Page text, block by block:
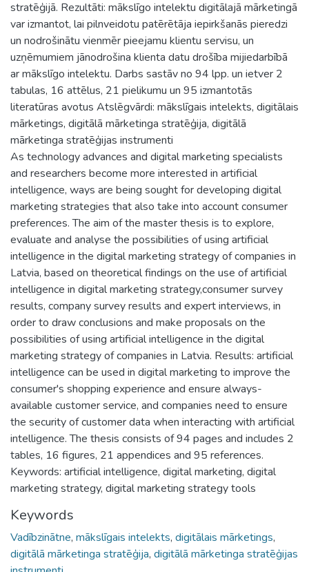
stratēģijā. Rezultāti: mākslīgo intelektu digitālajā mārketingā
var izmantot, lai pilnveidotu patērētāja iepirkšanās pieredzi
un nodrošinātu vienmēr pieejamu klientu servisu, un
uzņēmumiem jānodrošina klienta datu drošība mijiedarbībā
ar mākslīgo intelektu. Darbs sastāv no 94 lpp. un ietver 2
tabulas, 16 attēlus, 21 pielikumu un 95 izmantotās
literatūras avotus Atslēgvārdi: mākslīgais intelekts, digitālais
mārketings, digitālā mārketinga stratēģija, digitālā
mārketinga stratēģijas instrumenti
As technology advances and digital marketing specialists
and researchers become more interested in artificial
intelligence, ways are being sought for developing digital
marketing strategies that also take into account consumer
preferences. The aim of the master thesis is to explore,
evaluate and analyse the possibilities of using artificial
intelligence in the digital marketing strategy of companies in
Latvia, based on theoretical findings on the use of artificial
intelligence in digital marketing strategy,consumer survey
results, company survey results and expert interviews, in
order to draw conclusions and make proposals on the
possibilities of using artificial intelligence in the digital
marketing strategy of companies in Latvia. Results: artificial
intelligence can be used in digital marketing to improve the
consumer's shopping experience and ensure always-
available customer service, and companies need to ensure
the security of customer data when interacting with artificial
intelligence. The thesis consists of 94 pages and includes 2
tables, 16 figures, 21 appendices and 95 references.
Keywords: artificial intelligence, digital marketing, digital
marketing strategy, digital marketing strategy tools
Keywords
Vadībzinātne, mākslīgais intelekts, digitālais mārketings,
digitālā mārketinga stratēģija, digitālā mārketinga stratēģijas